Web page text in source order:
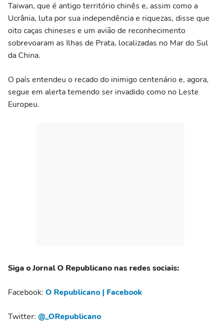
Taiwan, que é antigo território chinês e, assim como a
Ucrânia, luta por sua independência e riquezas, disse que
oito caças chineses e um avião de reconhecimento
sobrevoaram as Ilhas de Prata, localizadas no Mar do Sul
da China.
O país entendeu o recado do inimigo centenário e, agora,
segue em alerta temendo ser invadido como no Leste
Europeu.
Siga o Jornal O Republicano nas redes sociais:
Facebook: O Republicano | Facebook
Twitter: @_ORepublicano